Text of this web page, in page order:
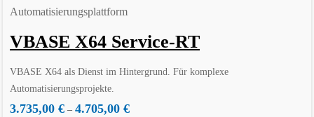
Automatisierungsplattform
VBASE X64 Service-RT
VBASE X64 als Dienst im Hintergrund. Für komplexe
Automatisierungsprojekte.
Einzellizenz für ein Laufzeitsystem inkl. Editor
3.735,00 € – 4.705,00 €